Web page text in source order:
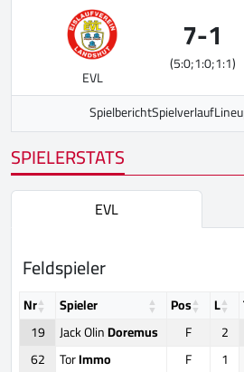
EVL
7-1
(5:0;1:0;1:1)
SpielberichtSpielverlauf
SPIELERSTATS
EVL
Feldspieler
Nr Spieler Pos L
19
Jack OlinDoremus F 2
62
TorImmo F 1